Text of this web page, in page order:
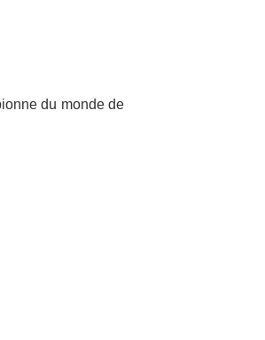
du monde de